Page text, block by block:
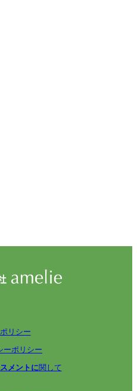
リシー
ーポリシー
メントに関して